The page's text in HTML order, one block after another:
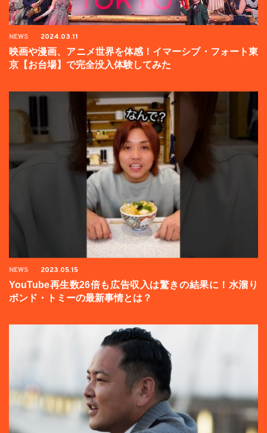
NEWS 2024.03.11
映画や漫画、アニメ世界を体感！イマーシブ・フォート東
京【お台場】で完全没入体験してみた
NEWS 2023.05.15
YouTube再生数26倍も広告収入は驚きの結果に！水溜り
ボンド・トミーの最新事情とは？